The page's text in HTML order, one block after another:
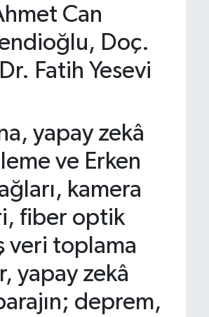
Can
Doç.
Fatih Yesevi
yapay zekâ
ve Erken
kamera
fiber optik
veri toplama
yapay zekâ
deprem,